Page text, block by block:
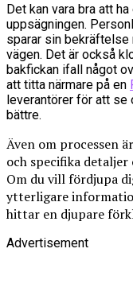
Det kan vara bra att
uppsägningen.
sparar sin bekräftelse
vägen. Det är också
bakfickan ifall något
att titta närmare på en
leverantörer för att se
bättre.
Även om processen
och specifika
Om du vill fördjupa
ytterligare
hittar en djupare
Advertisement